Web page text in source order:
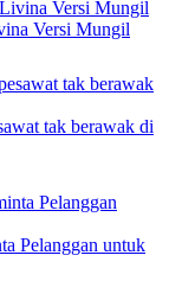
Versi Mungil
tak berawak di
Pelanggan untuk